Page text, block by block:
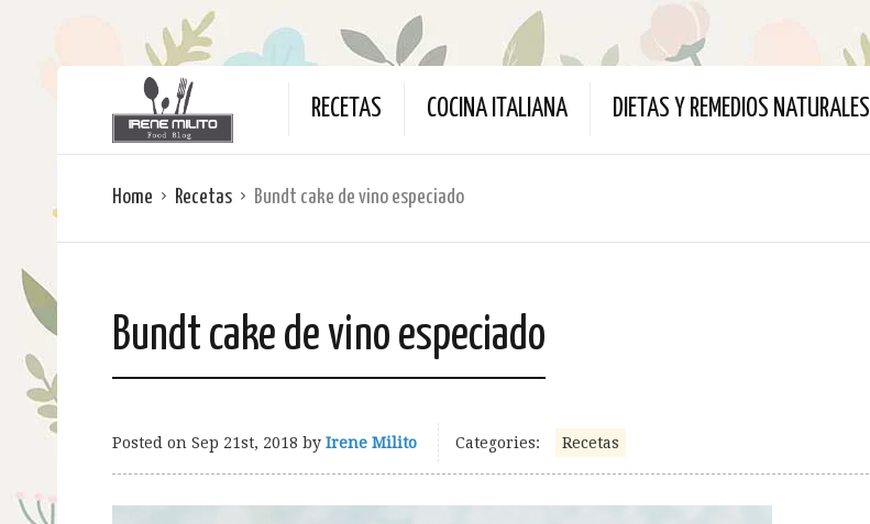
RECETAS COCINA ITALIANA DIETAS Y REMEDIOS NATURALES
Home Recetas Bundt cake de vino especiado
Bundt cake de vino especiado
Posted on Sep 21st, 2018 by Irene Milito Categories: Recetas